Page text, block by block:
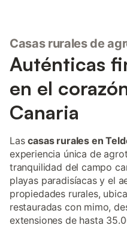
Casas rurales de
Auténticas
en el
Canaria
Lascasas rurales en
experiencia única de
tranquilidad del campo
playas paradisíacas y el
propiedades rurales,
restauradas con mimo,
extensiones de hasta